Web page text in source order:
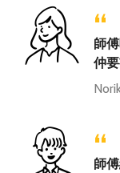
“
師
仲
“
師